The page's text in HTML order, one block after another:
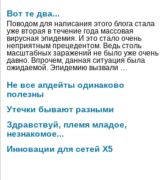
Вот те два...
Поводом для написания этого блога стала
уже вторая в течение года массовая
вирусная эпидемия. И это стало очень
неприятным прецедентом. Ведь столь
масштабных заражений не было уже очень
давно. Впрочем, данная ситуация была
ожидаемой. Эпидемию вызвали …
Не все апдейты одинаково
полезны
Утечки бывают разными
Здравствуй, племя младое,
незнакомое...
Инновации для сетей X5